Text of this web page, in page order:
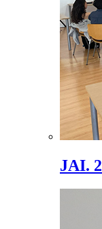
JAI.